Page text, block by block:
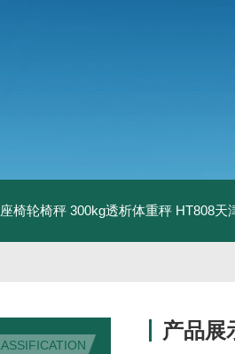
椅轮椅秤 300kg透析体重秤 HT808天
产品展